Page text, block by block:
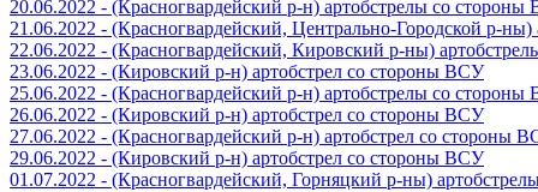
20.06.2022 - (Красногвардейский р-н) артобстрелы со
21.06.2022 - (Красногвардейский, Центрально-Городской р-
22.06.2022 - (Красногвардейский, Кировский р-ны)
23.06.2022 - (Кировский р-н) артобстрел со стороны ВСУ
25.06.2022 - (Красногвардейский р-н) артобстрелы со
26.06.2022 - (Кировский р-н) артобстрел со стороны ВСУ
27.06.2022 - (Красногвардейский р-н) артобстрел со стороны
29.06.2022 - (Кировский р-н) артобстрел со стороны ВСУ
01.07.2022 - (Красногвардейский, Горняцкий р-ны)